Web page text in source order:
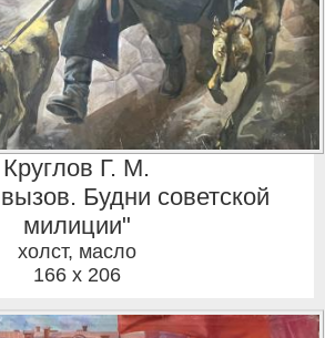
Круглов Г. М.
Будни советской
милиции"
холст, масло
166 x 206